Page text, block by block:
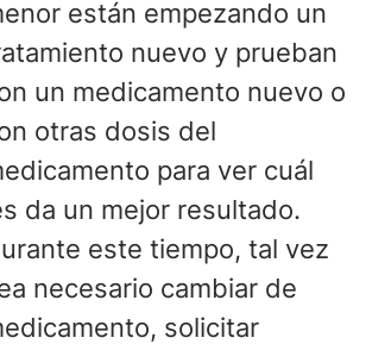
están empezando un
nuevo y prueban
un medicamento nuevo o
otras dosis del
para ver cuál
da un mejor resultado.
este tiempo, tal vez
necesario cambiar de
solicitar